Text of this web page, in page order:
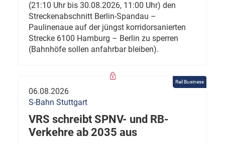
(21:10 Uhr bis 30.08.2026, 11:00 Uhr) den
Streckenabschnitt Berlin-Spandau –
Paulinenaue auf der jüngst korridorsanierten
Strecke 6100 Hamburg – Berlin zu sperren
(Bahnhöfe sollen anfahrbar bleiben).
Rail Business
06.08.2026
S-Bahn Stuttgart
VRS schreibt SPNV- und RB-
Verkehre ab 2035 aus